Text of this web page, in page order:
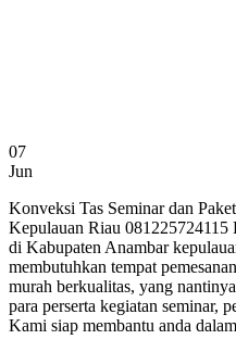
07
Jun
Konveksi Tas Seminar dan
Kepulauan Riau 081225724115
di Kabupaten Anambar
membutuhkan tempat
murah berkualitas, yang
para perserta kegiatan seminar,
Kami siap membantu anda